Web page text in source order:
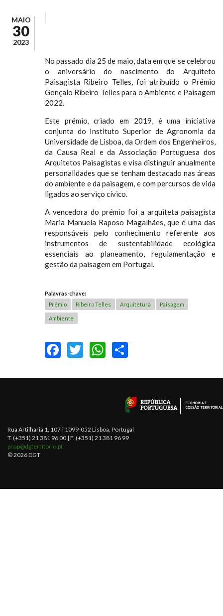
MAIO
30
2023
No passado dia 25 de maio, data em que se celebrou
o aniversário do nascimento do Arquiteto
Paisagista Ribeiro Telles, foi atribuído o Prémio
Gonçalo Ribeiro Telles para o Ambiente e Paisagem
2022.
Este prémio, criado em 2019, é uma iniciativa
conjunta do Instituto Superior de Agronomia da
Universidade de Lisboa, da Ordem dos Engenheiros,
da Causa Real e da Associação Portuguesa dos
Arquitetos Paisagistas e visa distinguir anualmente
personalidades que se tenham destacado nas áreas
do ambiente e da paisagem, e com percursos de vida
ligados ao serviço cívico.
A vencedora do prémio foi a arquiteta paisagista
Maria Manuela Raposo Magalhães, que é uma das
responsáveis pelo conhecimento referente aos
instrumentos de sustentabilidade ecológica
essenciais ao planeamento, regulamentação e
gestão da paisagem em Portugal.
Palavras-chave:
Prémio
Ribeiro Telles Arquitetura Paisagem
Ambiente
FACEBOOK
TWITTER
WHATSAPP
Rua Artilharia 1, 107 | 1099-052 Lisboa, Portugal
T. (+351) 21 381 96 00 | F. (+351) 21 381 96 99
pnap@dgterritorio.pt
© 2026 DGT